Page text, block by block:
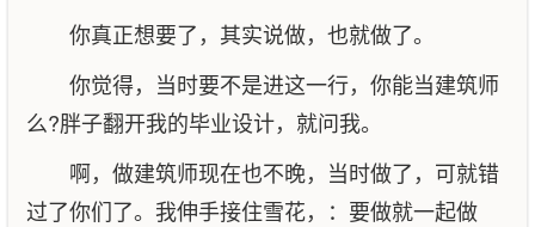
你真正想要了，其实说做，也就做了。
你觉得，当时要不是进这一行，你能当建筑师
么?胖子翻开我的毕业设计，就问我。
啊，做建筑师现在也不晚，当时做了，可就错
过了你们了。我伸手接住雪花，：要做就一起做